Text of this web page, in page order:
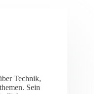
Technik,
Sein